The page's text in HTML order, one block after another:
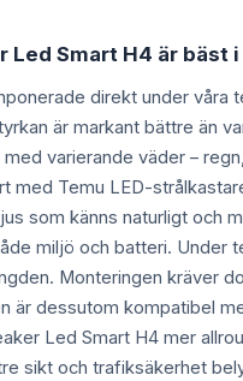
Led Smart H4 är bäst
direkt under
är markant bättre än
varierande väder –
med Temu LED-
som känns naturligt och
miljö och batteri. Under
Monteringen kräver
är dessutom kompatibel
Led Smart H4 mer
sikt och trafiksäkerhet